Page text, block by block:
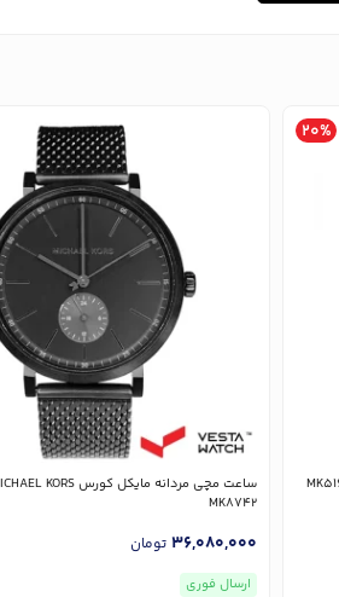
20%
MK8742
36,080,000 تومان
ارسال فوری